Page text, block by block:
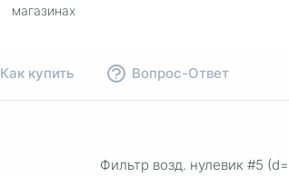
магазинах
Как купить Вопрос-Ответ
Фильтр возд. нулевик #5